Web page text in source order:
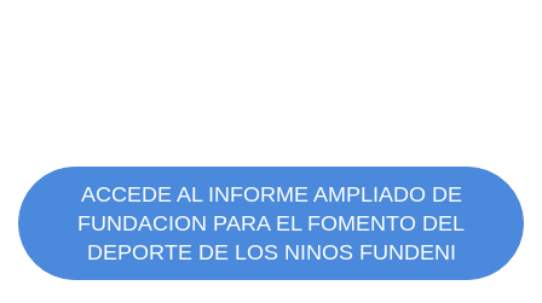
ACCEDE AL INFORME AMPLIADO DE
FUNDACION PARA EL FOMENTO DEL
DEPORTE DE LOS NINOS FUNDENI